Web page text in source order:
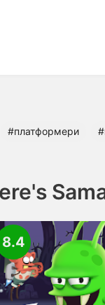
#платформери
8.4